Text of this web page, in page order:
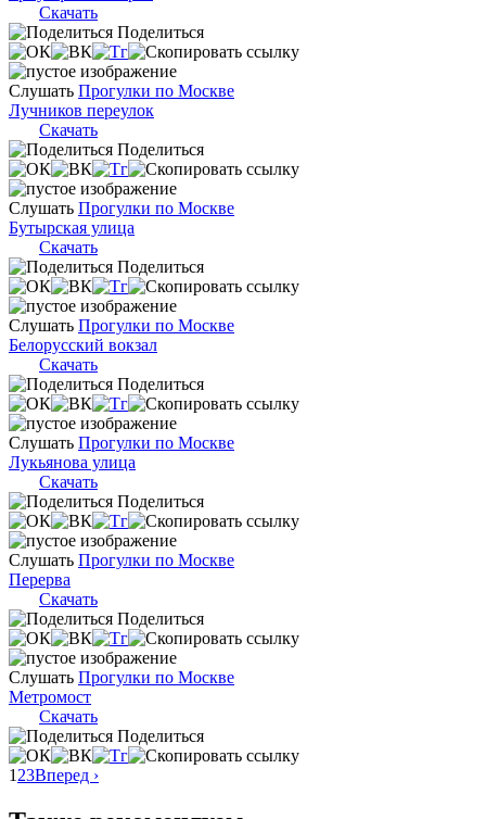
Скачать
Поделиться
Слушать Прогулки по Москве
Лучников переулок
Скачать
Поделиться
Слушать Прогулки по Москве
Бутырская улица
Скачать
Поделиться
Слушать Прогулки по Москве
Белорусский вокзал
Скачать
Поделиться
Слушать Прогулки по Москве
Лукьянова улица
Скачать
Поделиться
Слушать Прогулки по Москве
Перерва
Скачать
Поделиться
Слушать Прогулки по Москве
Метромост
Скачать
Поделиться
1 23Вперед ›